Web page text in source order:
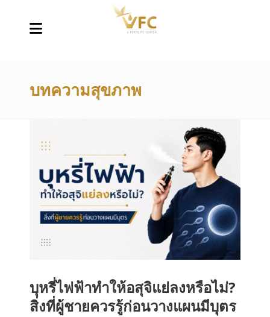
บทความสุขภาพ
บุหรี่ไฟฟ้าทำให้อสุจิแย่ลงหรือไม่?
สิ่งที่ผู้ชายควรรู้ก่อนวางแผนมีบุตร